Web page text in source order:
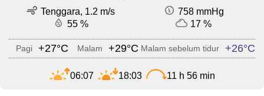
Tenggara, 1.2 m/s
758 mmHg
55 %
17 %
Pagi +27°C Malam +29°C Malam sebelum tidur +26°C
06:07 18:03 11 h 56 min